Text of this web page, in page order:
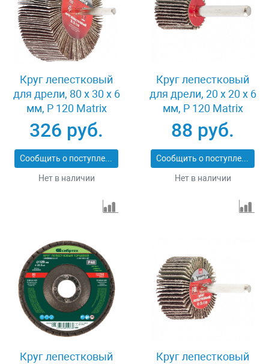
Круг лепестковый
для дрели, 80 х 30 х 6
мм, P 120 Matrix
74146
326 руб.
Сообщить о поступлении
Нет в наличии
Круг лепестковый
для дрели, 20 х 20 х 6
мм, P 120 Matrix
74104
88 руб.
Сообщить о поступлении
Нет в наличии
Круг лепестковый
Круг лепестковый